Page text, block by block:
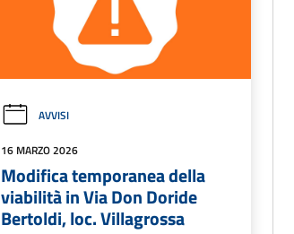
AVVISI
16 MARZO 2026
Modifica temporanea della
viabilità in Via Don Doride
Bertoldi, loc. Villagrossa